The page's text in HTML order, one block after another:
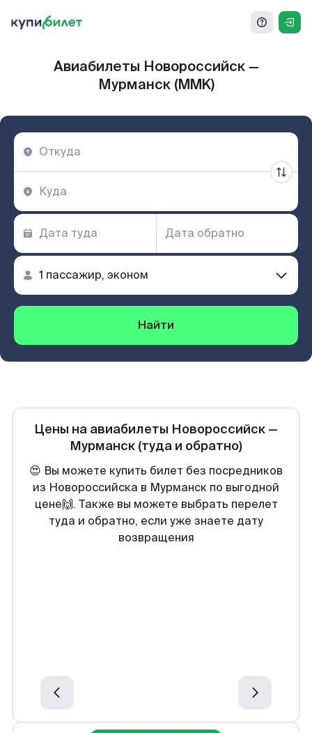
Авиабилеты Новороссийск —
Мурманск (MMK)
Найти
Цены на авиабилеты Новороссийск —
Мурманск (туда и обратно)
😍 Вы можете купить билет без посредников
из Новороссийска в Мурманск по выгодной
цене🙌. Также вы можете выбрать перелет
туда и обратно, если уже знаете дату
возвращения